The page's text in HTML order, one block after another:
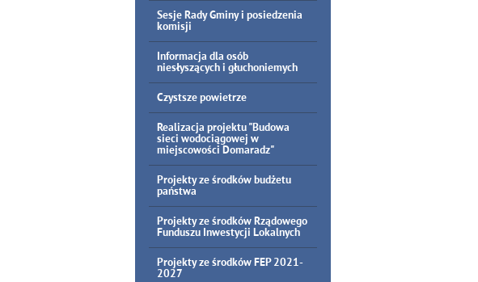
Sesje Rady Gminy i posiedzenia
komisji
Informacja dla osób
niesłyszących i głuchoniemych
Czystsze powietrze
Realizacja projektu "Budowa
sieci wodociągowej w
miejscowości Domaradz"
Projekty ze środków budżetu
państwa
Projekty ze środków Rządowego
Funduszu Inwestycji Lokalnych
Projekty ze środków FEP 2021-
2027